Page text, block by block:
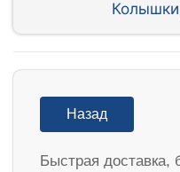
Назад
Быстрая доставка,